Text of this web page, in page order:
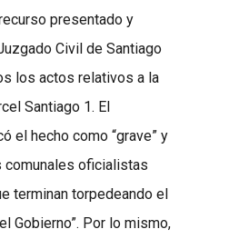
presentado y
Civil de Santiago
los actos relativos a la
Santiago 1. El
el hecho como “grave” y
oficialistas
terminan torpedeando el
Gobierno”. Por lo mismo,